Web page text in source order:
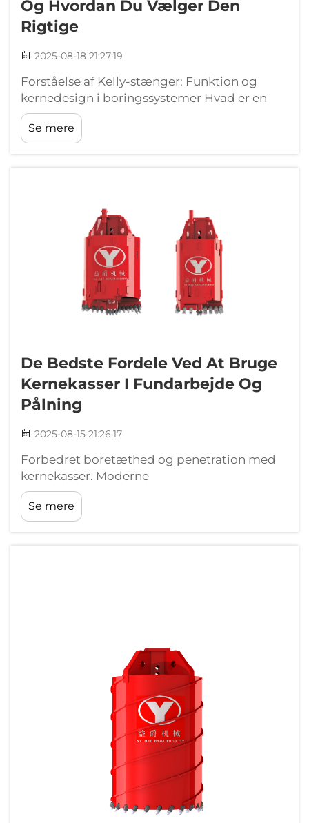
Og Hvordan Du Vælger Den
Rigtige
2025-08-18 21:27:19
Forståelse af Kelly-stænger: Funktion og
kernedesign i boringssystemer Hvad er en
Kelly-stang i rotationsboringssystemer?
Kelly-stangen fungerer som den vigtigste
forbindelse til overførsel af drejekraft i
Se mere
De Bedste Fordele Ved At Bruge
Kernekasser I Fundarbejde Og
Pålning
2025-08-15 21:26:17
Forbedret boretæthed og penetration med
kernekasser. Moderne
fundamenteringsprojekter opnår 22 %
hurtigere borehastigheder i
granitformationer ved brug af kernekasser
Se mere